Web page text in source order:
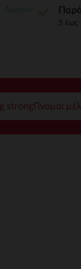
σας
5 έως
strongΓίνομαι